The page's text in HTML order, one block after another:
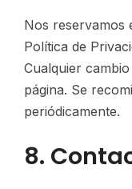
Nos reservamos
Política de
Cualquier
página. Se
periódicamente.
8.